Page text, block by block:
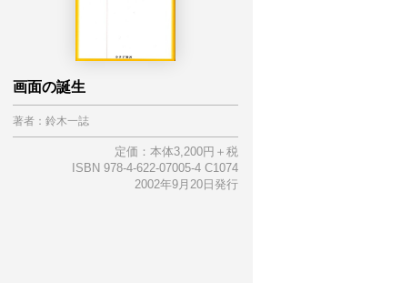
画面の誕生
著者：鈴木一誌
定価：本体3,200円＋税
ISBN 978-4-622-07005-4 C1074
2002年9月20日発行